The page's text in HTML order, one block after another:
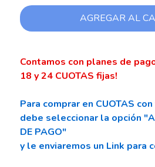
AGREGAR AL
Contamos con planes de
18 y 24 CUOTAS fijas!
Para comprar en CUOTAS
debe seleccionar la opción
DE PAGO"
y le enviaremos un Link para